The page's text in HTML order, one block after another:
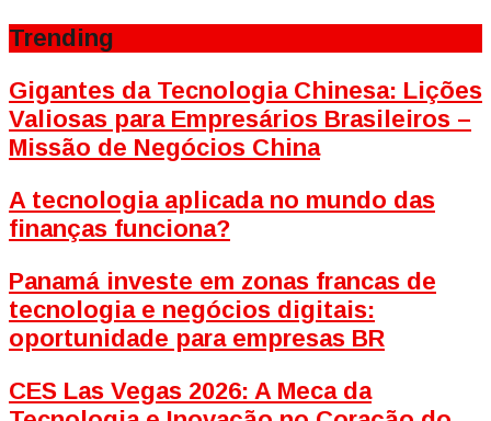
Trending
Gigantes da Tecnologia Chinesa: Lições
Valiosas para Empresários Brasileiros –
Missão de Negócios China
A tecnologia aplicada no mundo das
finanças funciona?
Panamá investe em zonas francas de
tecnologia e negócios digitais:
oportunidade para empresas BR
CES Las Vegas 2026: A Meca da